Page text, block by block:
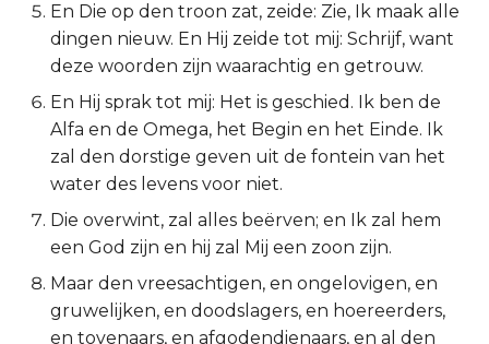
2 Koningen
1 Kronieken
2 Kronieken
Ezra
Nehémia
Esther
En Die op den troon zat, zeide: Zie, Ik maak alle
dingen nieuw. En Hij zeide tot mij: Schrijf, want
deze woorden zijn waarachtig en getrouw.
En Hij sprak tot mij: Het is geschied. Ik ben de
Alfa en de Omega, het Begin en het Einde. Ik
zal den dorstige geven uit de fontein van het
water des levens voor niet.
Die overwint, zal alles beërven; en Ik zal hem
een God zijn en hij zal Mij een zoon zijn.
Maar den vreesachtigen, en ongelovigen, en
gruwelijken, en doodslagers, en hoereerders,
en tovenaars, en afgodendienaars, en al den